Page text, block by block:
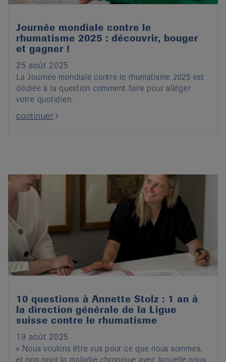
Journée mondiale contre le
rhumatisme 2025 : découvrir, bouger
et gagner !
25 août 2025
La Journée mondiale contre le rhumatisme 2025 est
dédiée à la question comment faire pour alléger
votre quotidien.
continuer
10 questions à Annette Stolz : 1 an à
la direction générale de la Ligue
suisse contre le rhumatisme
19 août 2025
« Nous voulons être vus pour ce que nous sommes,
et non pour la maladie chronique avec laquelle nous